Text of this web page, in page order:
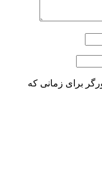
برای زمانی که